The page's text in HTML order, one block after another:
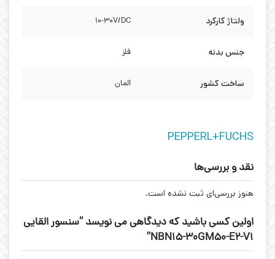
ولتاژ کارکرد 10-30V/DC
جنس بدنه فلز
ساخت کشور المان
PEPPERL+FUCHS
نقد و بررسی‌ها
هنوز بررسی‌ای ثبت نشده است.
اولین کسی باشید که دیدگاهی می نویسد “سنسور القایی
NBN15-30GM50-E2-V1”